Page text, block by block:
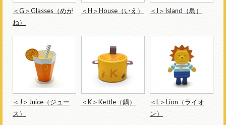
＜G＞Glasses（めが
ね）
＜H＞House（いえ） ＜I＞Island（島）
＜J＞Juice（ジュー
ス）
＜K＞Kettle（鍋）
＜L＞Lion（ライオ
ン）